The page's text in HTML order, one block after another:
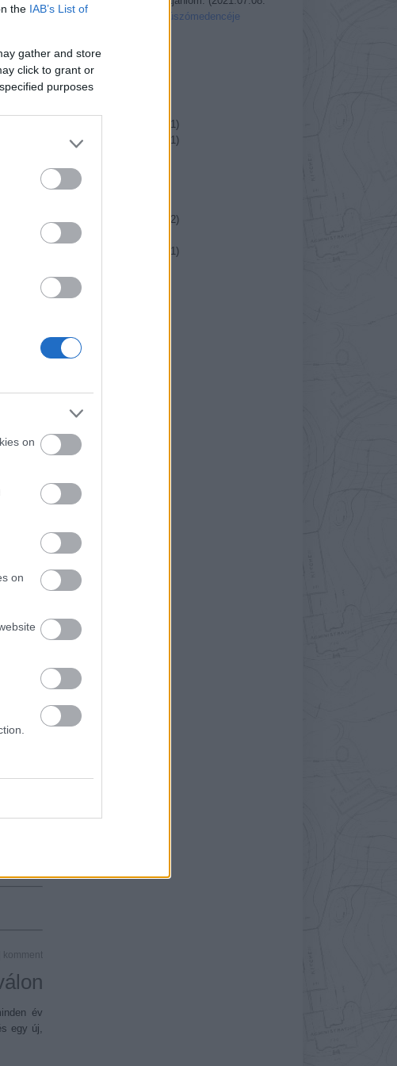
the IAB’s List of
gather and store
click to grant or
purposes
on
on
Az Ördög úszómedencéje
A MÚLT
2021. április
1)
1)
2)
1)
BELÉPÉS
komment
túlélőt.
belőle,
komment
év
egy új,